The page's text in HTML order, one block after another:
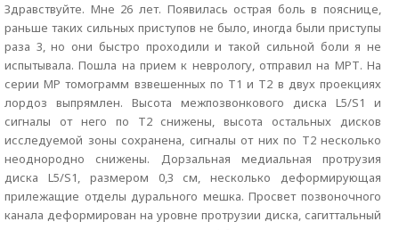
Здравствуйте. Мне 26 лет. Появилась острая боль в пояснице,
раньше таких сильных приступов не было, иногда были приступы
раза 3, но они быстро проходили и такой сильной боли я не
испытывала. Пошла на прием к неврологу, отправил на МРТ. На
серии МР томограмм взвешенных по Т1 и Т2 в двух проекциях
лордоз выпрямлен. Высота межпозвонкового диска L5/S1 и
сигналы от него по Т2 снижены, высота остальных дисков
исследуемой зоны сохранена, сигналы от них по Т2 несколько
неоднородно снижены. Дорзальная медиальная протрузия
диска L5/S1, размером 0,3 см, несколько деформирующая
прилежащие отделы дурального мешка. Просвет позвоночного
канала деформирован на уровне протрузии диска, сагиттальный